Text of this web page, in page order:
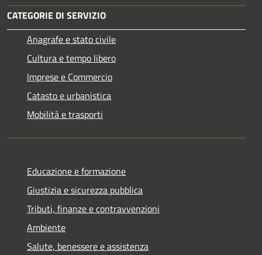
CATEGORIE DI SERVIZIO
Anagrafe e stato civile
Cultura e tempo libero
Imprese e Commercio
Catasto e urbanistica
Mobilità e trasporti
Educazione e formazione
Giustizia e sicurezza pubblica
Tributi, finanze e contravvenzioni
Ambiente
Salute, benessere e assistenza